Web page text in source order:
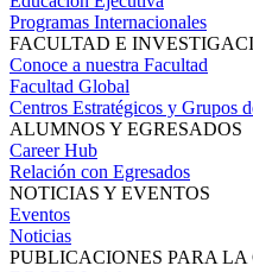
Programas Internacionales
FACULTAD E
Conoce a nuestra Facultad
Facultad Global
Centros Estratégicos y Grupos
ALUMNOS Y EGRESADOS
Career Hub
Relación con Egresados
NOTICIAS Y EVENTOS
Eventos
Noticias
PUBLICACIONES PARA